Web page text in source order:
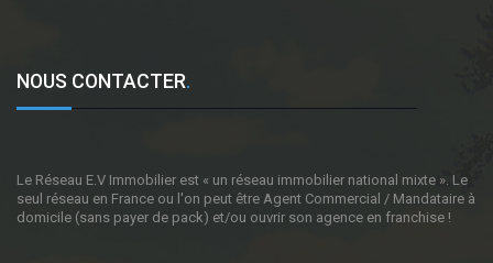
NOUS CONTACTER.
Le Réseau E.V Immobilier est « un réseau immobilier national mixte ». Le
seul réseau en France ou l'on peut être Agent Commercial / Mandataire à
domicile (sans payer de pack) et/ou ouvrir son agence en franchise !